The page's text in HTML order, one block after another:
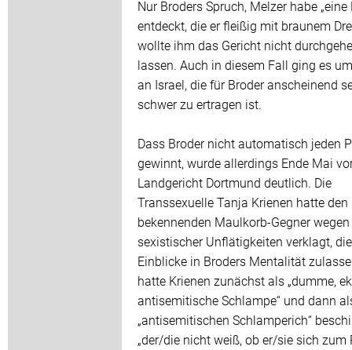
Nur Broders Spruch, Melzer habe „eine
entdeckt, die er fleißig mit braunem
wollte ihm das Gericht nicht
lassen. Auch in diesem Fall ging es
an Israel, die für Broder anscheinend
schwer zu ertragen ist.
Dass Broder nicht automatisch jeden
gewinnt, wurde allerdings Ende Mai
Landgericht Dortmund deutlich. Die
Transsexuelle Tanja Krienen hatte den
bekennenden Maulkorb-Gegner wegen
sexistischer Unflätigkeiten verklagt,
Einblicke in Broders Mentalität
hatte Krienen zunächst als „dumme,
antisemitische Schlampe“ und dann
„antisemitischen Schlamperich“
„der/die nicht weiß, ob er/sie sich zum